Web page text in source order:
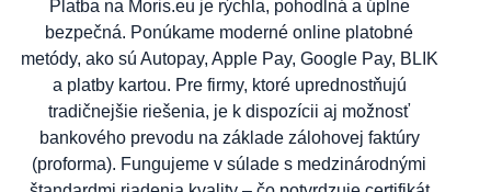
Platba na Moris.eu je rýchla, pohodlná a úplne
bezpečná. Ponúkame moderné online platobné
metódy, ako sú Autopay, Apple Pay, Google Pay, BLIK
a platby kartou. Pre firmy, ktoré uprednostňujú
tradičnejšie riešenia, je k dispozícii aj možnosť
bankového prevodu na základe zálohovej faktúry
(proforma). Fungujeme v súlade s medzinárodnými